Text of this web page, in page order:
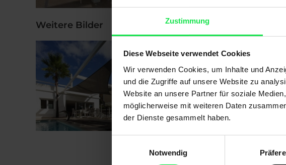
Zustimmung
Diese Webseite verwendet Cookies
Wir verwenden Cookies, um Inhalte und
und die Zugriffe auf unsere Website zu
Website an unsere Partner für soziale
möglicherweise mit weiteren Daten
der Dienste gesammelt haben.
Notwendig
Das fest
ganzjährig
für den
perfekt
Weitere Bilder